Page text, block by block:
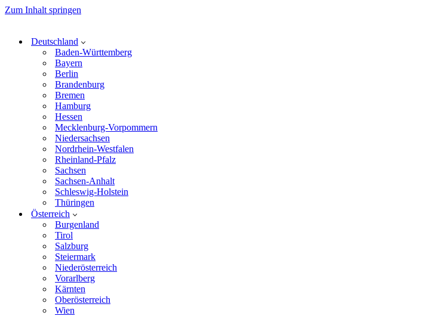
Zum Inhalt springen
Deutschland
Baden-Württemberg
Bayern
Berlin
Brandenburg
Bremen
Hamburg
Hessen
Mecklenburg-Vorpommern
Niedersachsen
Nordrhein-Westfalen
Rheinland-Pfalz
Sachsen
Sachsen-Anhalt
Schleswig-Holstein
Thüringen
Österreich
Burgenland
Tirol
Salzburg
Steiermark
Niederösterreich
Vorarlberg
Kärnten
Oberösterreich
Wien